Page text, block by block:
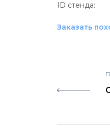
ID стенда:
Заказать